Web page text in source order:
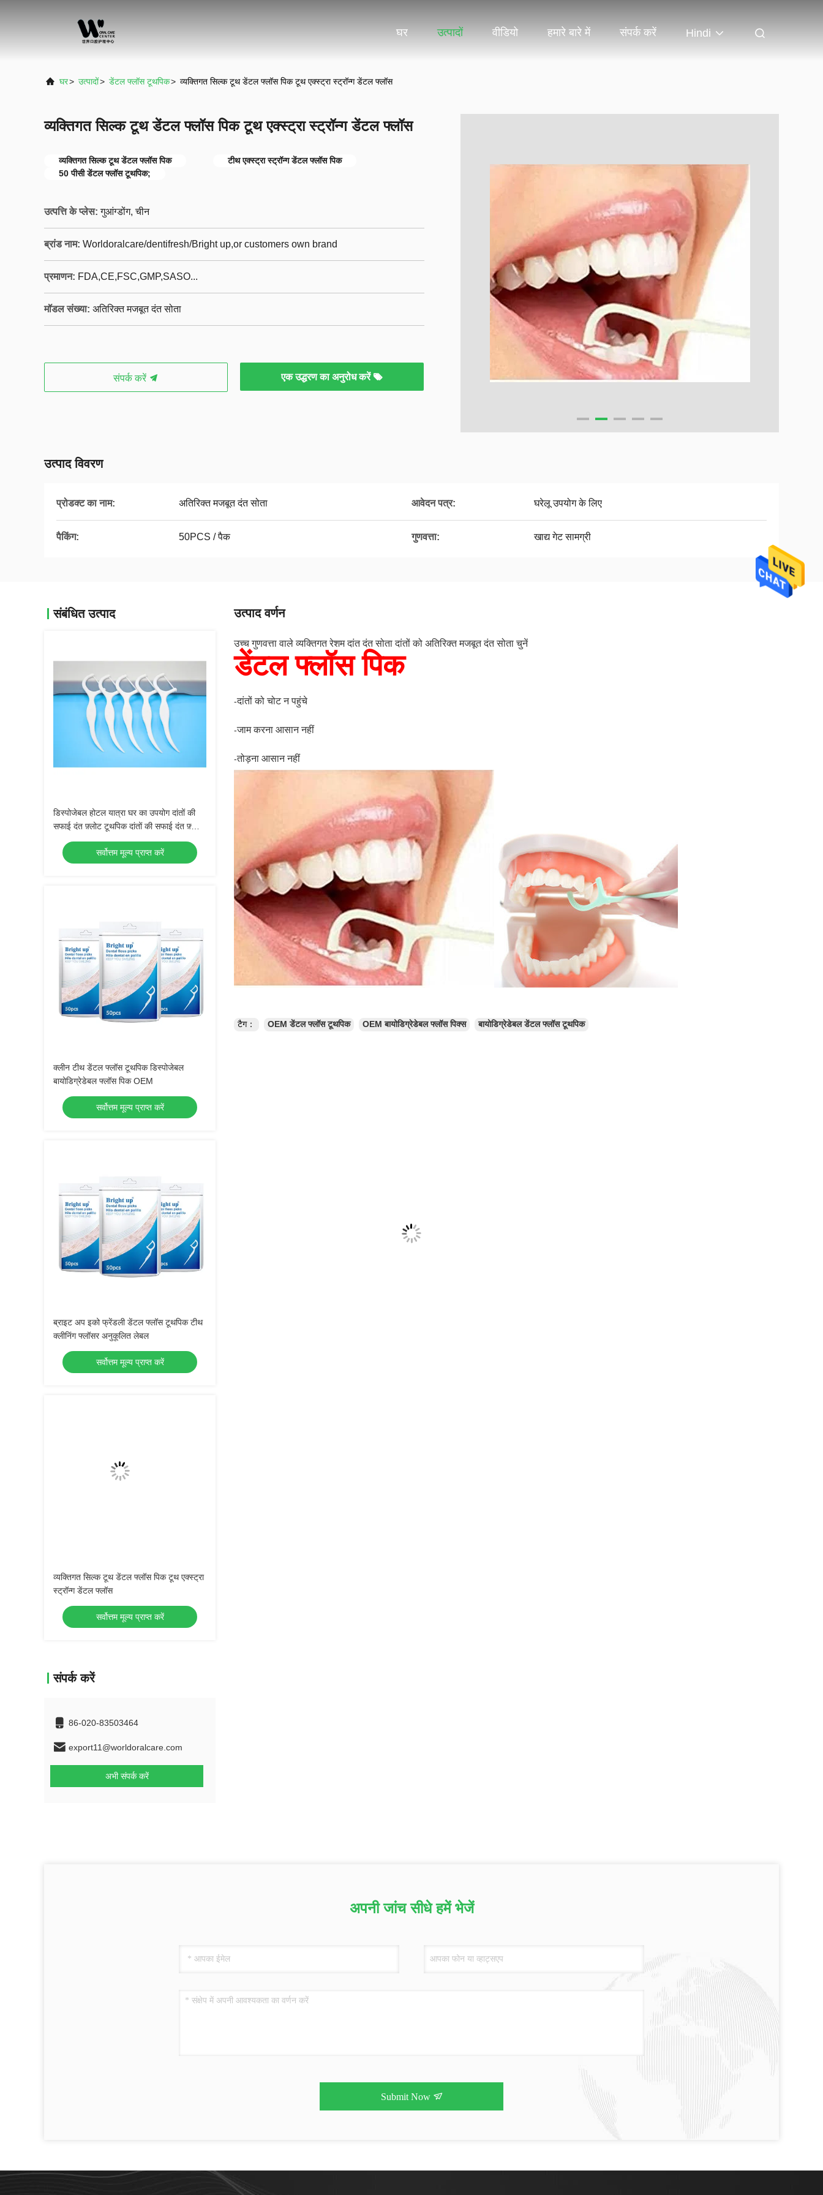
घर उत्पादों वीडियो हमारे बारे में संपर्क करें Hindi
घर> उत्पादों> डेंटल फ्लॉस टूथपिक> व्यक्तिगत सिल्क टूथ डेंटल फ्लॉस पिक टूथ एक्स्ट्रा स्ट्रॉन्ग डेंटल फ्लॉस
व्यक्तिगत सिल्क टूथ डेंटल फ्लॉस पिक टूथ एक्स्ट्रा स्ट्रॉन्ग डेंटल फ्लॉस
व्यक्तिगत सिल्क टूथ डेंटल फ्लॉस पिक
टीथ एक्स्ट्रा स्ट्रॉन्ग डेंटल फ्लॉस पिक
50 पीसी डेंटल फ्लॉस टूथपिक;
उत्पत्ति के प्लेस: गुआंग्डोंग, चीन
ब्रांड नाम: Worldoralcare/dentifresh/Bright up,or customers own brand
प्रमाणन: FDA,CE,FSC,GMP,SASO...
मॉडल संख्या: अतिरिक्त मजबूत दंत सोता
संपर्क करें एक उद्धरण का अनुरोध करें
उत्पाद विवरण
प्रोडक्ट का नाम: अतिरिक्त मजबूत दंत सोता आवेदन पत्र: घरेलू उपयोग के लिए
पैकिंग: 50PCS / पैक गुणवत्ता: खाद्य गेट सामग्री
संबंधित उत्पाद
डिस्पोजेबल होटल यात्रा घर का उपयोग दांतों की
सफाई दंत फ़्लोट टूथपिक दांतों की सफाई दंत फ़्लोट
स्टिक्स
सर्वोत्तम मूल्य प्राप्त करें
क्लीन टीथ डेंटल फ्लॉस टूथपिक डिस्पोजेबल
बायोडिग्रेडेबल फ्लॉस पिक OEM
सर्वोत्तम मूल्य प्राप्त करें
ब्राइट अप इको फ्रेंडली डेंटल फ्लॉस टूथपिक टीथ
क्लीनिंग फ्लॉसर अनुकूलित लेबल
सर्वोत्तम मूल्य प्राप्त करें
व्यक्तिगत सिल्क टूथ डेंटल फ्लॉस पिक टूथ एक्स्ट्रा
स्ट्रॉन्ग डेंटल फ्लॉस
सर्वोत्तम मूल्य प्राप्त करें
संपर्क करें
86-020-83503464
export11@worldoralcare.com
अभी संपर्क करें
उत्पाद वर्णन
उच्च गुणवत्ता वाले व्यक्तिगत रेशम दांत दंत सोता दांतों को अतिरिक्त मजबूत दंत सोता चुनें
डेंटल फ्लॉस पिक
-दांतों को चोट न पहुंचे
-जाम करना आसान नहीं
-तोड़ना आसान नहीं
टैग： OEM डेंटल फ्लॉस टूथपिक OEM बायोडिग्रेडेबल फ्लॉस पिक्स बायोडिग्रेडेबल डेंटल फ्लॉस टूथपिक
अपनी जांच सीधे हमें भेजें
Submit Now